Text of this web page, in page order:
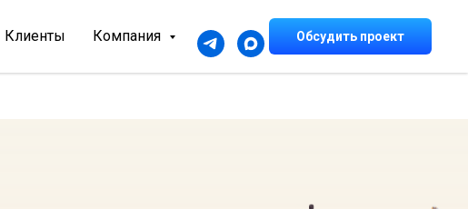
Клиенты Компания Обсудить проект